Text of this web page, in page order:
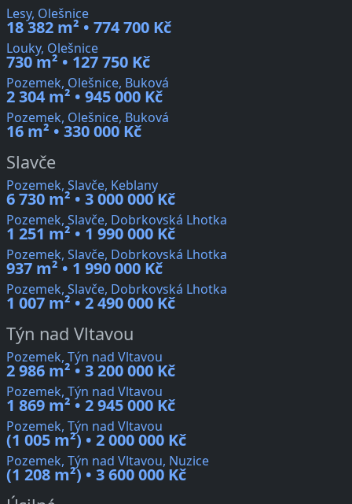
Lesy, Olešnice
18 382 m² • 774 700 Kč
Louky, Olešnice
730 m² • 127 750 Kč
Pozemek, Olešnice, Buková
2 304 m² • 945 000 Kč
Pozemek, Olešnice, Buková
16 m² • 330 000 Kč
Slavče
Pozemek, Slavče, Keblany
6 730 m² • 3 000 000 Kč
Pozemek, Slavče, Dobrkovská Lhotka
1 251 m² • 1 990 000 Kč
Pozemek, Slavče, Dobrkovská Lhotka
937 m² • 1 990 000 Kč
Pozemek, Slavče, Dobrkovská Lhotka
1 007 m² • 2 490 000 Kč
Týn nad Vltavou
Pozemek, Týn nad Vltavou
2 986 m² • 3 200 000 Kč
Pozemek, Týn nad Vltavou
1 869 m² • 2 945 000 Kč
Pozemek, Týn nad Vltavou
(1 005 m²) • 2 000 000 Kč
Pozemek, Týn nad Vltavou, Nuzice
(1 208 m²) • 3 600 000 Kč